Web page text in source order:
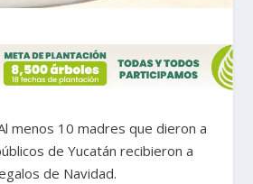
menos 10 madres que dieron a
de Yucatán recibieron a
de Navidad.